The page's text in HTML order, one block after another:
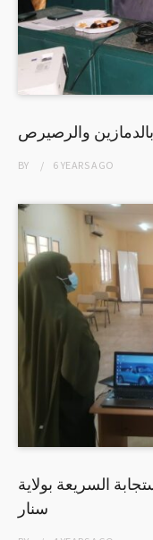
بالدمازين والرصيرص
BY 6 YEARSAGO
السريعة بولاية
سنار